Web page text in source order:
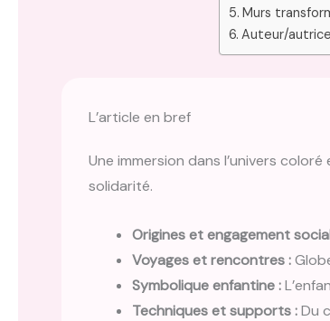
Murs
Auteur/autrice
L’article en bref
Une immersion dans l’univers
solidarité.
Origines et engagement
Voyages et rencontres :
Symbolique enfantine :
Techniques et supports :Du